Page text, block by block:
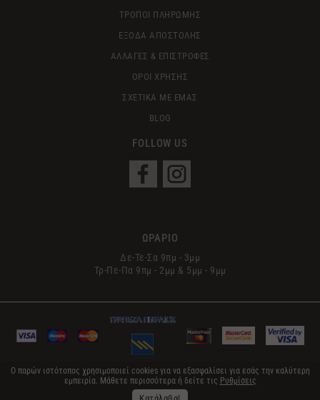
ΤΡΟΠΟΙ ΠΛΗΡΩΜΗΣ
ΕΞΟΔΑ ΑΠΟΣΤΟΛΗΣ
ΑΛΛΑΓΕΣ & ΕΠΙΣΤΡΟΦΕΣ
ΟΡΟΙ ΧΡΗΣΗΣ
ΣΧΕΤΙΚΑ ΜΕ ΕΜΑΣ
BLOG
FOLLOW US
ΩΡΑΡΙΟ
Δε-Τε-Σα 9πμ - 3μμ
Τρ-Πε-Πα 9πμ - 2μμ & 5μμ - 9μμ
© 2017 Le Sens | All Rights Reserved
Ο παρών ιστότοπος χρησιμοποιεί cookies για να εξασφαλίσει για εσάς την καλύτερη
εμπειρία. Μάθετε περισσότερα ή δείτε τις Ρυθμίσεις